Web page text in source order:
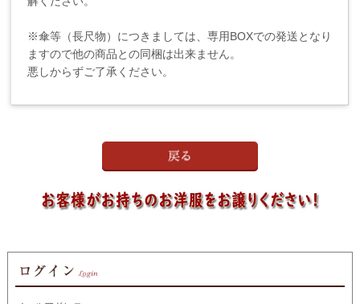
※傘等（長尺物）につきましては、専用BOXでの発送となり
ますので他の商品との同梱は出来ません。
悪しからずご了承ください。